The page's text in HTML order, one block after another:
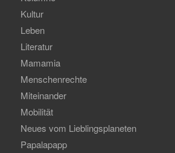
Kultur
Leben
Literatur
Mamamia
Menschenrechte
Miteinander
Mobilität
Neues vom Lieblingsplaneten
Papalapapp